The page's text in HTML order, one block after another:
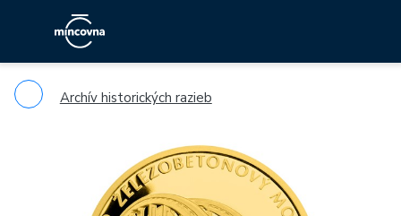
Archív historických razieb